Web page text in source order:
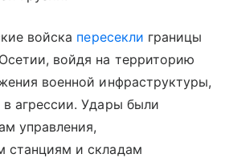
войска пересекли границы
войдя на территорию
военной инфраструктуры,
агрессии. Удары были
управления,
станциям и складам